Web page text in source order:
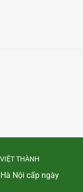
THÀNH
Nội cấp ngày